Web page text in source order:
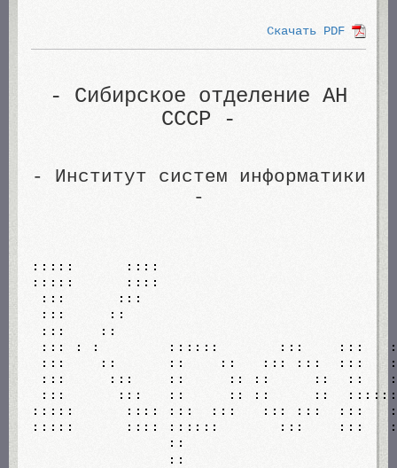
Скачать PDF
- Сибирское отделение АН
СССР -
- Институт систем информатики
-